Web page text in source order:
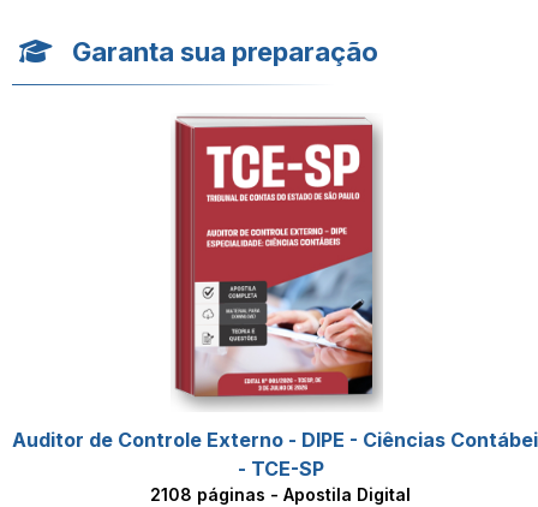
Garanta sua preparação
Auditor de Controle Externo - DIPE - Ciências
- TCE-SP
2108 páginas - Apostila Digital